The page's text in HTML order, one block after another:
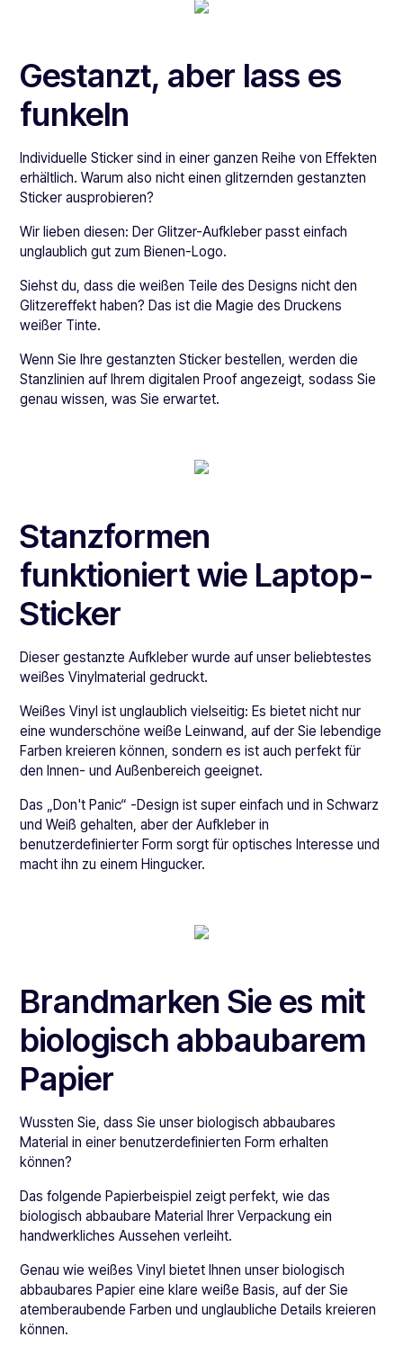
Gestanzt, aber lass es
funkeln
Individuelle Sticker sind in einer ganzen Reihe von Effekten
erhältlich. Warum also nicht einen glitzernden gestanzten
Sticker ausprobieren?
Wir lieben diesen: Der Glitzer-Aufkleber passt einfach
unglaublich gut zum Bienen-Logo.
Siehst du, dass die weißen Teile des Designs nicht den
Glitzereffekt haben? Das ist die Magie des Druckens
weißer Tinte.
Wenn Sie Ihre gestanzten Sticker bestellen, werden die
Stanzlinien auf Ihrem digitalen Proof angezeigt, sodass Sie
genau wissen, was Sie erwartet.
Stanzformen
funktioniert wie Laptop-
Sticker
Dieser gestanzte Aufkleber wurde auf unser beliebtestes
weißes Vinylmaterial gedruckt.
Weißes Vinyl ist unglaublich vielseitig: Es bietet nicht nur
eine wunderschöne weiße Leinwand, auf der Sie lebendige
Farben kreieren können, sondern es ist auch perfekt für
den Innen- und Außenbereich geeignet.
Das „Don't Panic“ -Design ist super einfach und in Schwarz
und Weiß gehalten, aber der Aufkleber in
benutzerdefinierter Form sorgt für optisches Interesse und
macht ihn zu einem Hingucker.
Brandmarken Sie es mit
biologisch abbaubarem
Papier
Wussten Sie, dass Sie unser biologisch abbaubares
Material in einer benutzerdefinierten Form erhalten
können?
Das folgende Papierbeispiel zeigt perfekt, wie das
biologisch abbaubare Material Ihrer Verpackung ein
handwerkliches Aussehen verleiht.
Genau wie weißes Vinyl bietet Ihnen unser biologisch
abbaubares Papier eine klare weiße Basis, auf der Sie
atemberaubende Farben und unglaubliche Details kreieren
können.